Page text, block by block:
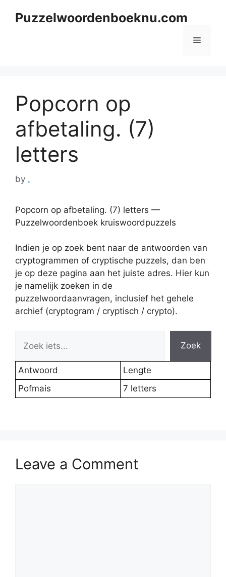
Puzzelwoordenboeknu.com
Menu
Popcorn op
afbetaling. (7)
letters
by .
Popcorn op afbetaling. (7) letters —
Puzzelwoordenboek kruiswoordpuzzels
Indien je op zoek bent naar de antwoorden van
cryptogrammen of cryptische puzzels, dan ben
je op deze pagina aan het juiste adres. Hier kun
je namelijk zoeken in de
puzzelwoordaanvragen, inclusief het gehele
archief (cryptogram / cryptisch / crypto).
Zoek
Antwoord
Lengte
Pofmais
7 letters
Leave a Comment